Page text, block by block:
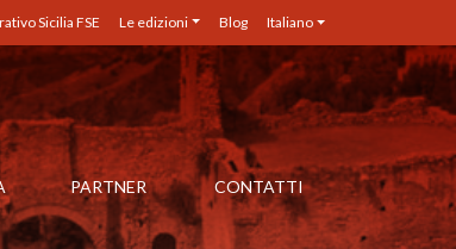
Sicilia FSE Le edizioni Blog Italiano
PARTNER CONTATTI